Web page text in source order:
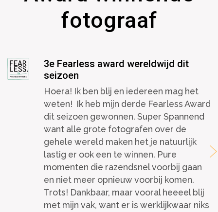
fotograaf
3e Fearless award wereldwijd dit
seizoen
Hoera! Ik ben blij en iedereen mag het
weten! Ik heb mijn derde Fearless Award
dit seizoen gewonnen. Super Spannend
want alle grote fotografen over de
gehele wereld maken het je natuurlijk
lastig er ook een te winnen. Pure
momenten die razendsnel voorbij gaan
en niet meer opnieuw voorbij komen.
Trots! Dankbaar, maar vooral heeeel blij
met mijn vak, want er is werklijkwaar niks